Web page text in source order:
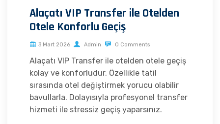
Alaçatı VIP Transfer ile Otelden
Otele Konforlu Geçiş
3 Mart 2026 Admin 0 Comments
Alaçatı VIP Transfer ile otelden otele geçiş
kolay ve konforludur. Özellikle tatil
sırasında otel değiştirmek yorucu olabilir
bavullarla. Dolayısıyla profesyonel transfer
hizmeti ile stressiz geçiş yaparsınız.